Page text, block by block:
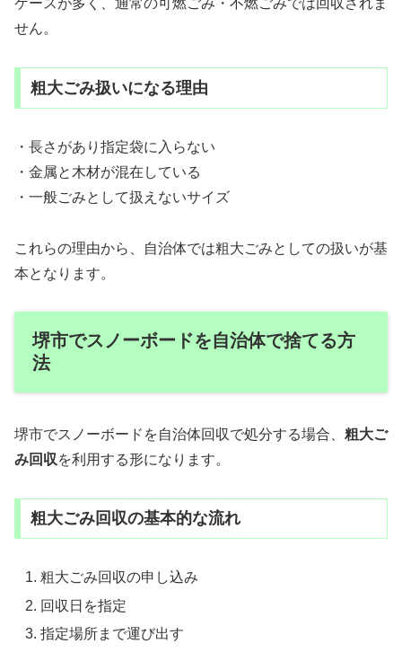
ケースが多く、通常の可燃ごみ・不燃ごみでは回収されま
せん。
粗大ごみ扱いになる理由
・長さがあり指定袋に入らない
・金属と木材が混在している
・一般ごみとして扱えないサイズ
これらの理由から、自治体では粗大ごみとしての扱いが基
本となります。
堺市でスノーボードを自治体で捨てる方
法
堺市でスノーボードを自治体回収で処分する場合、 粗大ご
み回収 を利用する形になります。
粗大ごみ回収の基本的な流れ
粗大ごみ回収の申し込み
回収日を指定
指定場所まで運び出す